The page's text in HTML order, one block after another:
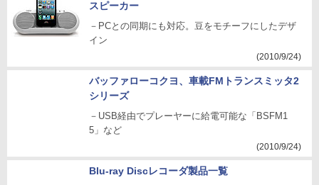
スピーカー
－PCとの同期にも対応。豆をモチーフにしたデザ
イン
(2010/9/24)
バッファローコクヨ、車載FMトランスミッタ2
シリーズ
－USB経由でプレーヤーに給電可能な「BSFM1
5」など
(2010/9/24)
Blu-ray Discレコーダ製品一覧